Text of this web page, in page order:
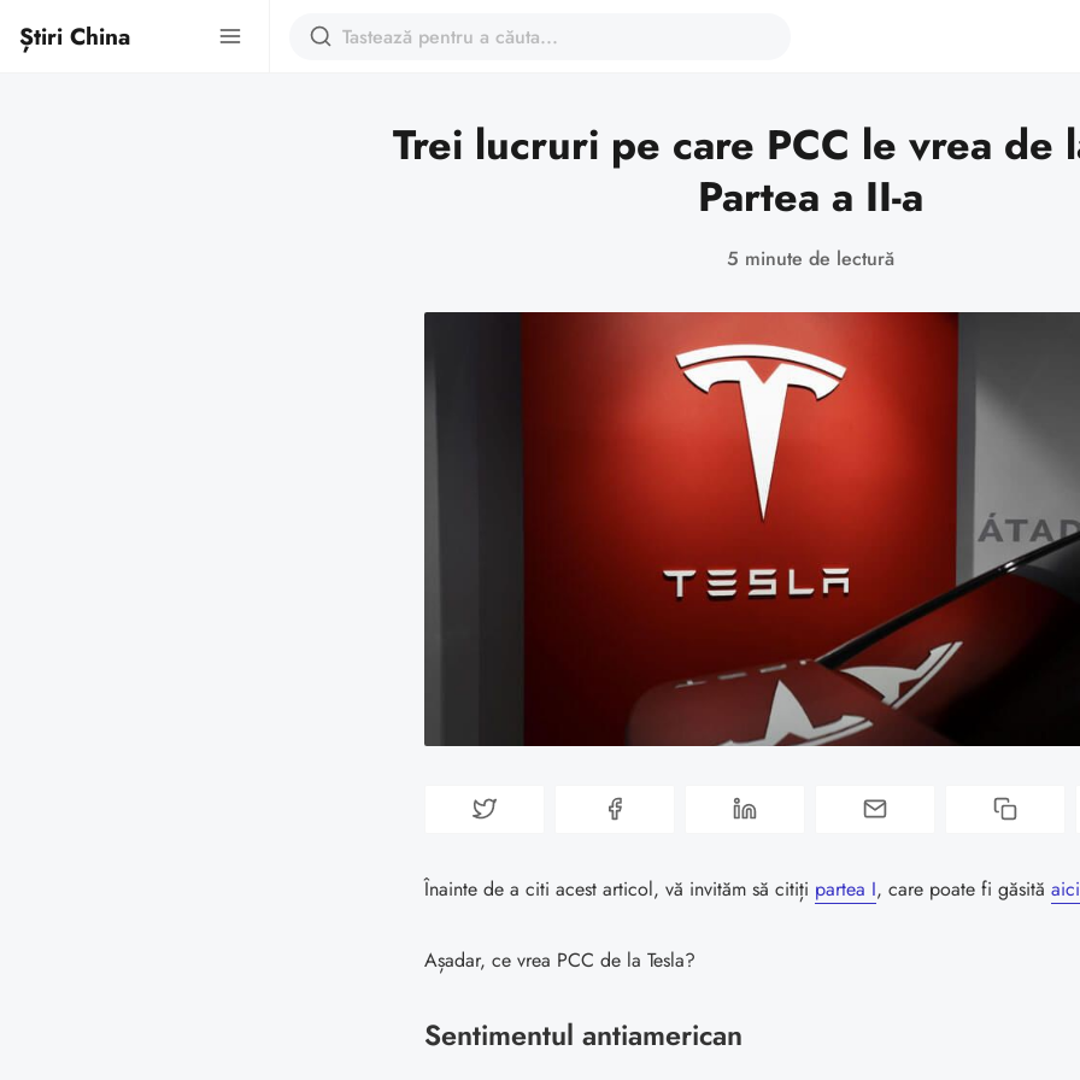
Știri China
Trei lucruri pe care PCC le vrea de
Partea a II-a
5 minute de lectură
Înainte de a citi acest articol, vă invităm să citiți partea I, care poate fi găsită aici
Așadar, ce vrea PCC de la Tesla?
Sentimentul antiamerican